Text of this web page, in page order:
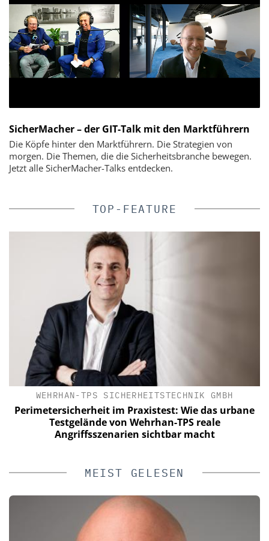
SicherMacher – der GIT-Talk mit den Marktführern
Die Köpfe hinter den Marktführern. Die Strategien von
morgen. Die Themen, die die Sicherheitsbranche bewegen.
Jetzt alle SicherMacher-Talks entdecken.
TOP-FEATURE
WEHRHAN-TPS SICHERHEITSTECHNIK GMBH
Perimetersicherheit im Praxistest: Wie das urbane
Testgelände von Wehrhan-TPS reale
Angriffsszenarien sichtbar macht
MEIST GELESEN